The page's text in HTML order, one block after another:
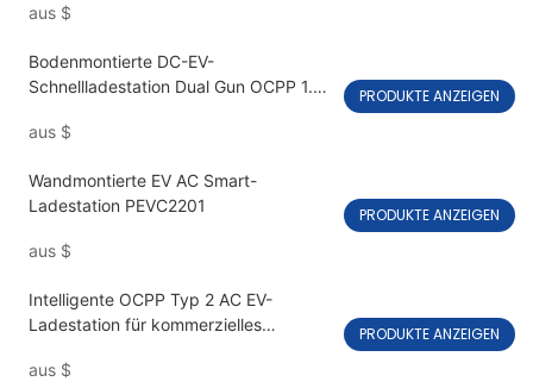
PEVC3107
aus $
Bodenmontierte DC-EV-
Schnellladestation Dual Gun OCPP 1.6J
aus $
PRODUKTE ANZEIGEN
Wandmontierte EV AC Smart-
Ladestation PEVC2201
aus $
PRODUKTE ANZEIGEN
Intelligente OCPP Typ 2 AC EV-
Ladestation für kommerzielles
aus $
PRODUKTE ANZEIGEN